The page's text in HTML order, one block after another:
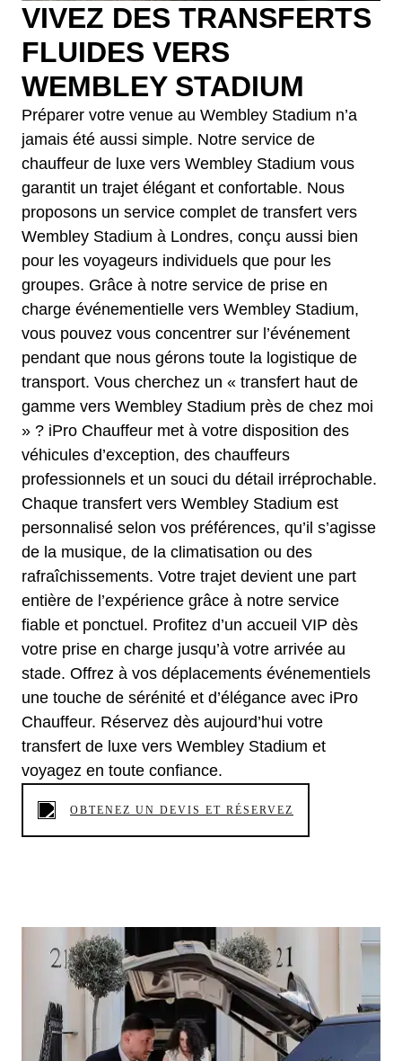
VIVEZ DES TRANSFERTS
FLUIDES VERS
WEMBLEY STADIUM
Préparer votre venue au Wembley Stadium n’a
jamais été aussi simple. Notre service de
chauffeur de luxe vers Wembley Stadium vous
garantit un trajet élégant et confortable. Nous
proposons un service complet de transfert vers
Wembley Stadium à Londres, conçu aussi bien
pour les voyageurs individuels que pour les
groupes. Grâce à notre service de prise en
charge événementielle vers Wembley Stadium,
vous pouvez vous concentrer sur l’événement
pendant que nous gérons toute la logistique de
transport. Vous cherchez un « transfert haut de
gamme vers Wembley Stadium près de chez moi
» ? iPro Chauffeur met à votre disposition des
véhicules d’exception, des chauffeurs
professionnels et un souci du détail irréprochable.
Chaque transfert vers Wembley Stadium est
personnalisé selon vos préférences, qu’il s’agisse
de la musique, de la climatisation ou des
rafraîchissements. Votre trajet devient une part
entière de l’expérience grâce à notre service
fiable et ponctuel. Profitez d’un accueil VIP dès
votre prise en charge jusqu’à votre arrivée au
stade. Offrez à vos déplacements événementiels
une touche de sérénité et d’élégance avec iPro
Chauffeur. Réservez dès aujourd’hui votre
transfert de luxe vers Wembley Stadium et
voyagez en toute confiance.
OBTENEZ UN DEVIS ET RÉSERVEZ